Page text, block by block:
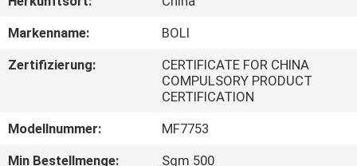
UNS
WERKSBESICHTIGUNG
Markenname:
BOLI
Zertifizierung:
CERTIFICATE FOR CHINA
COMPULSORY PRODUCT
CERTIFICATION
Modellnummer:
MF7753
Min Bestellmenge:
Sgm 500